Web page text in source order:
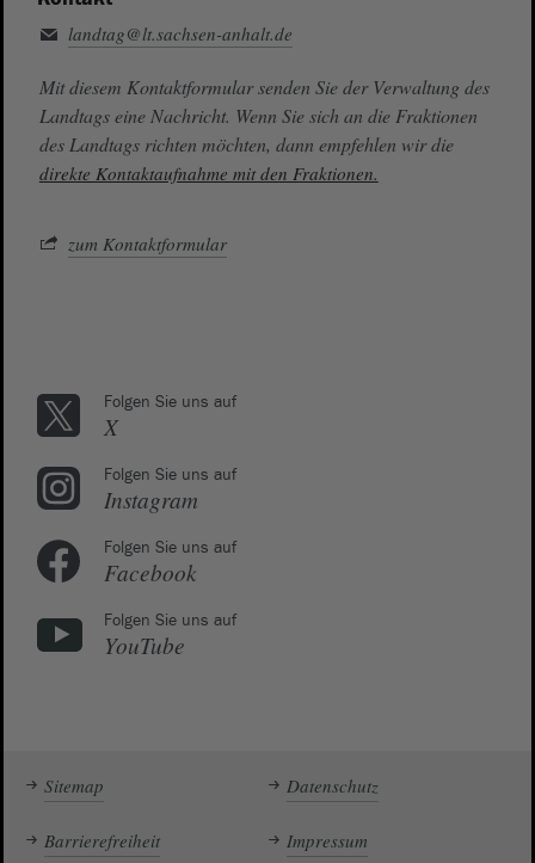
landtag@lt.sachsen-anhalt.de
Mit diesem Kontaktformular senden Sie der Verwaltung des
Landtags eine Nachricht. Wenn Sie sich an die Fraktionen
des Landtags richten möchten, dann empfehlen wir die
direkte Kontaktaufnahme mit den Fraktionen.
zum Kontaktformular
Folgen Sie uns auf
X
Folgen Sie uns auf
Instagram
Folgen Sie uns auf
Facebook
Folgen Sie uns auf
YouTube
Sitemap Datenschutz
Barrierefreiheit Impressum